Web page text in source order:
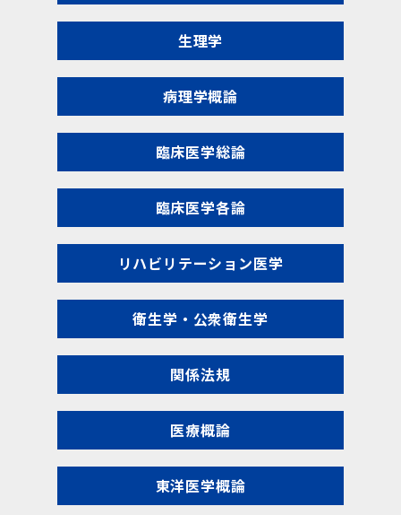
生理学
病理学概論
臨床医学総論
臨床医学各論
リハビリテーション医学
衛生学・公衆衛生学
関係法規
医療概論
東洋医学概論